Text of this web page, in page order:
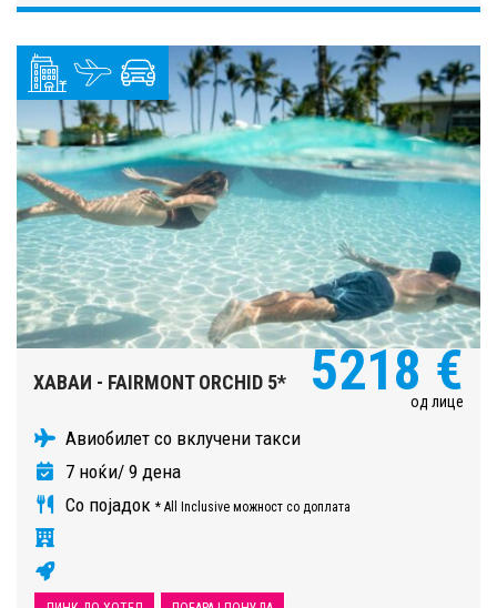
ХАВАИ - FAIRMONT ORCHID 5* 5218 €
од лице
Авиобилет со вклучени такси
7 ноќи/ 9 дена
Со појадок * All Inclusive можност со доплата